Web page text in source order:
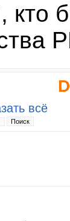
всё